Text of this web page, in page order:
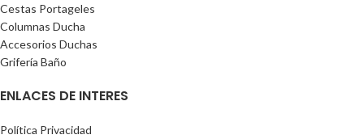
Cestas Portageles
Columnas Ducha
Accesorios Duchas
Grifería Baño
ENLACES DE INTERES
Política Privacidad